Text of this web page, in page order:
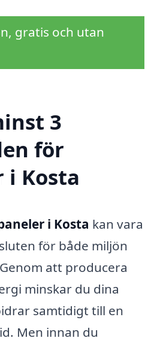
gratis och utan
3
för
i Kosta
i Kosta kan vara
för både miljön
att producera
minskar du dina
samtidigt till en
Men innan du